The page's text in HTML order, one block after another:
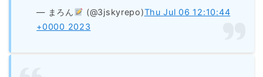
— まろん (@3jskyrepo)Thu Jul 06 12:10:44
+0000 2023